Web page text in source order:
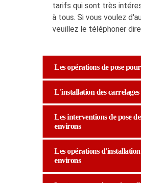
tarifs qui sont très
à tous. Si vous voulez
veuillez le téléphoner
Les opérations de pose
L'installation des carrelages
Les interventions de pose
environs
Les opérations d'installation
environs